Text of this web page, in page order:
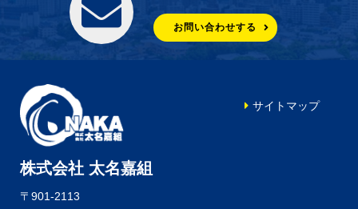
お問い合わせする
株式会社 太名嘉組
〒901-2113
サイトマップ